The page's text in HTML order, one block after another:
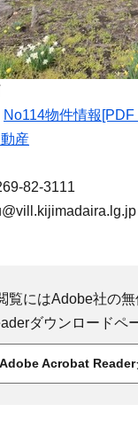
No114物件情報[PDF
産
82-3111
覧にはAdobe社の
ダウンロードペ
Adobe Acrobat Reader